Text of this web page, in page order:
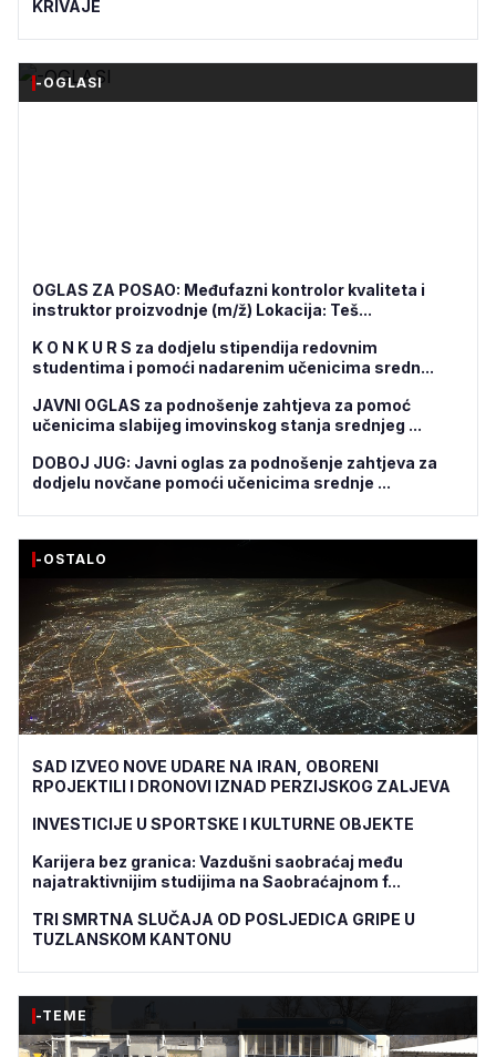
KRIVAJE
-OGLASI
OGLAS ZA POSAO: Međufazni kontrolor kvaliteta i
instruktor proizvodnje (m/ž) Lokacija: Teš...
K O N K U R S za dodjelu stipendija redovnim
studentima i pomoći nadarenim učenicima sredn...
JAVNI OGLAS za podnošenje zahtjeva za pomoć
učenicima slabijeg imovinskog stanja srednjeg ...
DOBOJ JUG: Javni oglas za podnošenje zahtjeva za
dodjelu novčane pomoći učenicima srednje ...
-OSTALO
SAD IZVEO NOVE UDARE NA IRAN, OBORENI
RPOJEKTILI I DRONOVI IZNAD PERZIJSKOG ZALJEVA
INVESTICIJE U SPORTSKE I KULTURNE OBJEKTE
Karijera bez granica: Vazdušni saobraćaj među
najatraktivnijim studijima na Saobraćajnom f...
TRI SMRTNA SLUČAJA OD POSLJEDICA GRIPE U
TUZLANSKOM KANTONU
-TEME